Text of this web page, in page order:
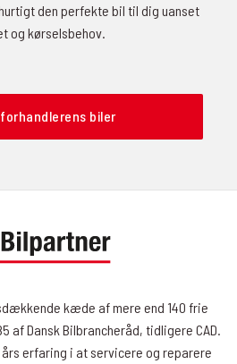
den perfekte bil til dig uanset
og kørselsbehov.
forhandlerens biler
kæde af mere end 140 frie
af Dansk Bilbrancheråd, tidligere CAD.
erfaring i at servicere og reparere